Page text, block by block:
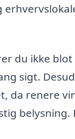
du ikke
sigt.
da renere
belysning.